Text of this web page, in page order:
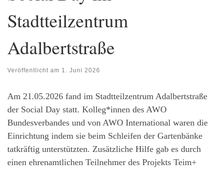
Stadtteilzentrum
Adalbertstraße
Veröffentlicht am 1. Juni 2026
Am 21.05.2026 fand im Stadtteilzentrum Adalbertstraße
der Social Day statt. Kolleg*innen des AWO
Bundesverbandes und von AWO International waren die
Einrichtung indem sie beim Schleifen der Gartenbänke
tatkräftig unterstützten. Zusätzliche Hilfe gab es durch
einen ehrenamtlichen Teilnehmer des Projekts Teim+